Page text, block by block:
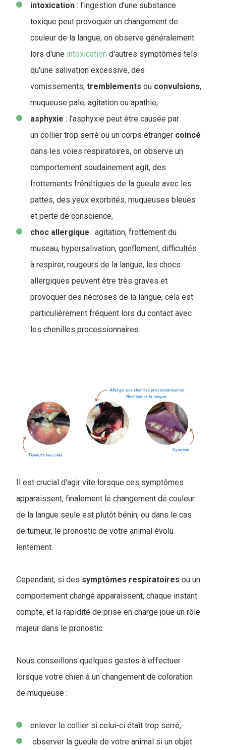
intoxication : l'ingestion d'une substance
toxique peut provoquer un changement de
couleur de la langue, on observe généralement
lors d'une intoxication d'autres symptômes tels
qu'une salivation excessive, des
vomissements, tremblements ou convulsions,
muqueuse pale, agitation ou apathie,
asphyxie : l'asphyxie peut être causée par
un collier trop serré ou un corps étranger coincé
dans les voies respiratoires, on observe un
comportement soudainement agit, des
frottements frénétiques de la gueule avec les
pattes, des yeux exorbités, muqueuses bleues
et perte de conscience,
choc allergique : agitation, frottement du
museau, hypersalivation, gonflement, difficultés
à respirer, rougeurs de la langue, les chocs
allergiques peuvent être très graves et
provoquer des nécroses de la langue, cela est
particulièrement fréquent lors du contact avec
les chenilles processionnaires.
Il est crucial d'agir vite lorsque ces symptômes
apparaissent, finalement le changement de couleur
de la langue seule est plutôt bénin, ou dans le cas
de tumeur, le pronostic de votre animal évolu
lentement.
Cependant, si des symptômes respiratoires ou un
comportement changé apparaissent, chaque instant
compte, et la rapidité de prise en charge joue un rôle
majeur dans le pronostic.
Nous conseillons quelques gestes à effectuer
lorsque votre chien à un changement de coloration
de muqueuse :
enlever le collier si celui-ci était trop serré,
observer la gueule de votre animal si un objet